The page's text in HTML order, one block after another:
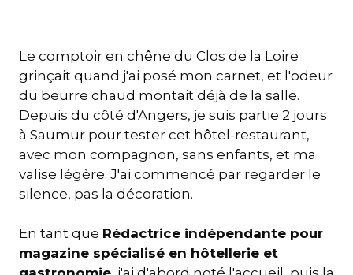
Le comptoir en chêne du Clos de la Loire
grinçait quand j'ai posé mon carnet, et l'odeur
du beurre chaud montait déjà de la salle.
Depuis du côté d'Angers, je suis partie 2 jours
à Saumur pour tester cet hôtel-restaurant,
avec mon compagnon, sans enfants, et ma
valise légère. J'ai commencé par regarder le
silence, pas la décoration.
En tant que Rédactrice indépendante pour
magazine spécialisé en hôtellerie et